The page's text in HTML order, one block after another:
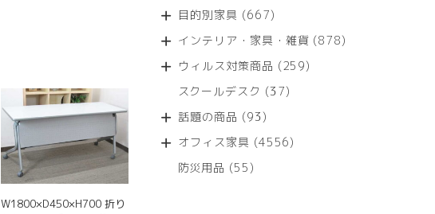
W1800×D450×H700 折り
商
目的別家具 667667
の
商
インテリア・家具・雑貨 878878
ウィルス対策商品 259259
スクールデスク 3737
商
話題の商品 9393
の
オフィス家具 45564556
防災用品 5555